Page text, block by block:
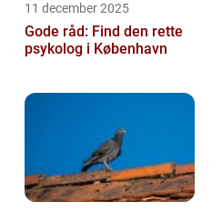
11 december 2025
Gode råd: Find den rette
psykolog i København